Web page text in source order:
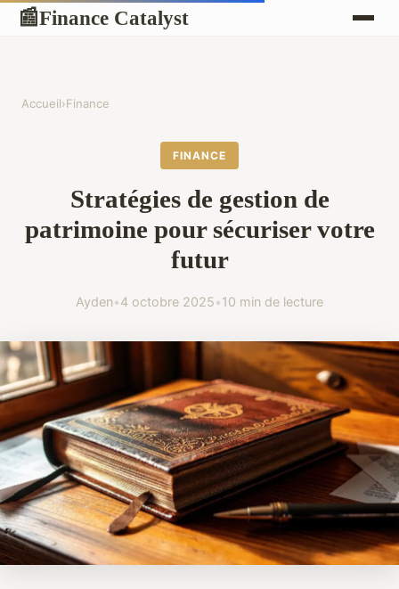
📰Finance Catalyst
Accueil›Finance
FINANCE
Stratégies de gestion de
patrimoine pour sécuriser votre
futur
Ayden•4 octobre 2025•10 min de lecture